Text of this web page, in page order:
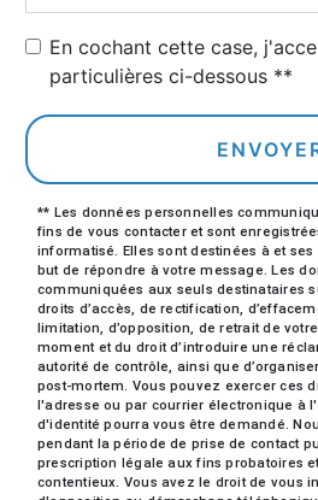
En cochant cette case,
particulières ci-dessous **
** Les données personnelles
fins de vous contacter et sont
informatisé. Elles sont destinées à et
but de répondre à votre message. Les
communiquées aux seuls destinataires
droits d’accès, de rectification,
limitation, d’opposition, de retrait de
moment et du droit d’introduire une
autorité de contrôle, ainsi que
post-mortem. Vous pouvez exercer ces
l'adresse ou par courrier électronique à
d'identité pourra vous être demandé.
pendant la période de prise de contact
prescription légale aux fins probatoires
contentieux. Vous avez le droit de vous